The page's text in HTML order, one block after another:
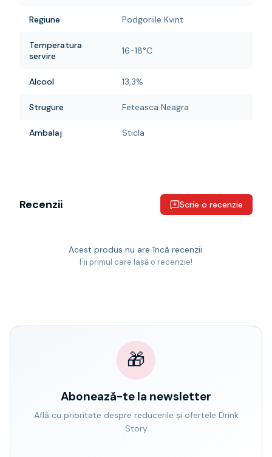
Regiune Podgoriile Kvint
Temperatura
servire
16-18°C
Alcool 13,3%
Strugure Feteasca Neagra
Ambalaj Sticla
Recenzii Scrie o recenzie
Acest produs nu are încă recenzii.
Fii primul care lasă o recenzie!
🎁
Abonează-te la newsletter
Află cu prioritate despre reducerile și ofertele Drink
Story